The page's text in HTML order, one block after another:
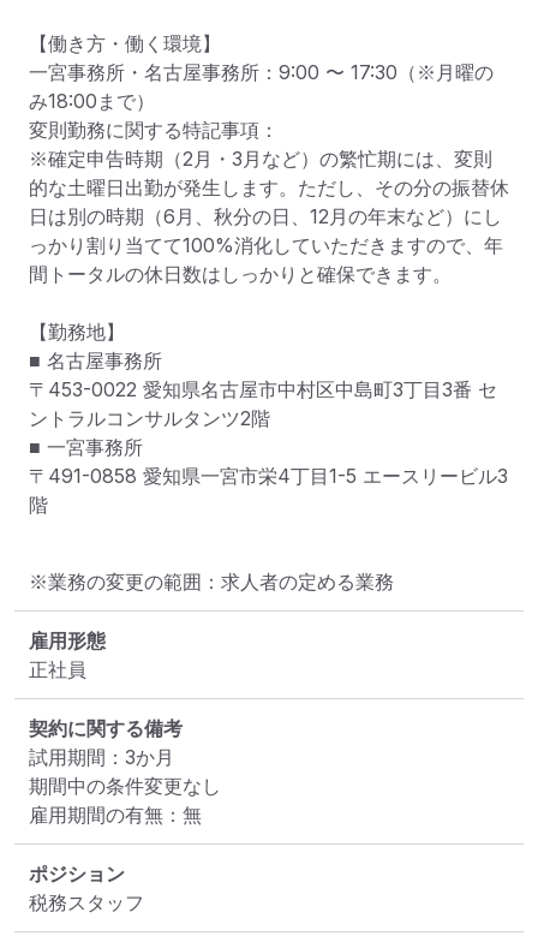
【働き方・働く環境】
一宮事務所・名古屋事務所：9:00 〜 17:30（※月曜の
み18:00まで）
変則勤務に関する特記事項：
※確定申告時期（2月・3月など）の繁忙期には、変則
的な土曜日出勤が発生します。ただし、その分の振替休
日は別の時期（6月、秋分の日、12月の年末など）にし
っかり割り当てて100%消化していただきますので、年
間トータルの休日数はしっかりと確保できます。
【勤務地】
■ 名古屋事務所
〒453-0022 愛知県名古屋市中村区中島町3丁目3番 セ
ントラルコンサルタンツ2階
■ 一宮事務所
〒491-0858 愛知県一宮市栄4丁目1-5 エースリービル3
階
※業務の変更の範囲：求人者の定める業務
雇用形態
正社員
契約に関する備考
試用期間：3か月
期間中の条件変更なし
雇用期間の有無：無
ポジション
税務スタッフ